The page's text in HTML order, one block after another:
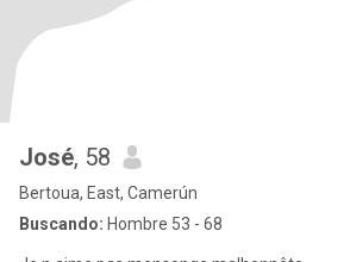
José, 58
Bertoua, East, Camerún
Buscando: Hombre 53 - 68